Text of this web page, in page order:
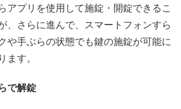
アプリを使用して施錠・開錠できるこ
、さらに進んで、スマートフォンすら
や手ぶらの状態でも鍵の施錠が可能に
ます。
で解錠